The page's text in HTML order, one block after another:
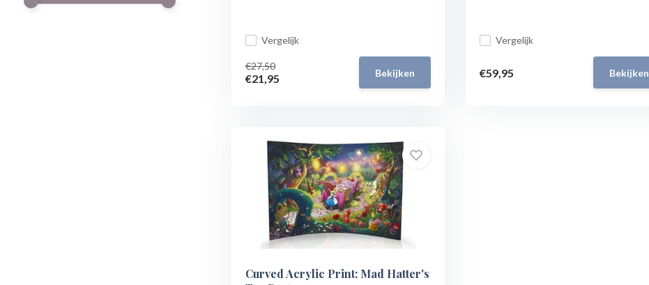
Vergelijk
€27,50
€21,95 Bekijken
Vergelijk
€59,95 Bekijken
Curved Acrylic Print: Mad Hatter's